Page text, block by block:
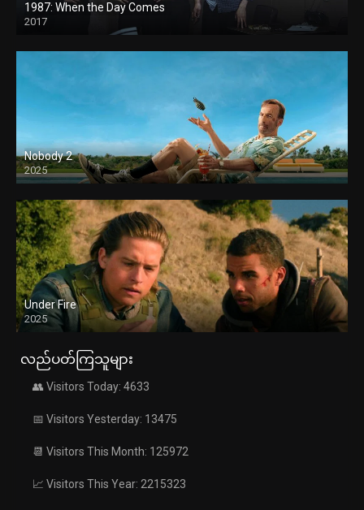
1987: When the Day Comes
2017
Nobody 2
2025
Under Fire
2025
လည်ပတ်ကြသူများ
👥 Visitors Today: 4633
📅 Visitors Yesterday: 13475
📆 Visitors This Month: 125972
📈 Visitors This Year: 2215323